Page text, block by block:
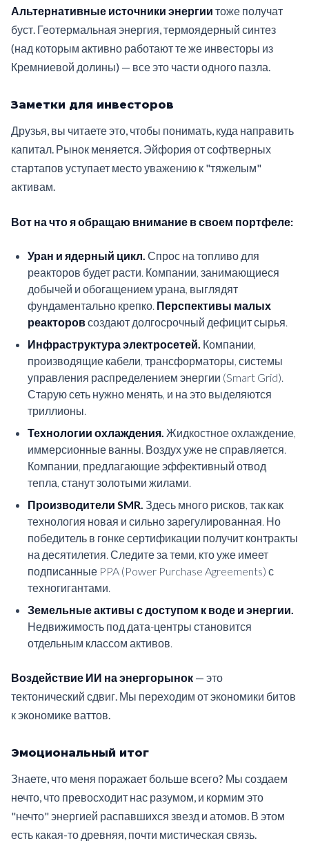
Альтернативные источники энергии тоже получат
буст. Геотермальная энергия, термоядерный синтез
(над которым активно работают те же инвесторы из
Кремниевой долины) — все это части одного пазла.
Заметки для инвесторов
Друзья, вы читаете это, чтобы понимать, куда направить
капитал. Рынок меняется. Эйфория от софтверных
стартапов уступает место уважению к "тяжелым"
активам.
Вот на что я обращаю внимание в своем портфеле:
Уран и ядерный цикл. Спрос на топливо для
реакторов будет расти. Компании, занимающиеся
добычей и обогащением урана, выглядят
фундаментально крепко. Перспективы малых
реакторовсоздают долгосрочный дефицит сырья.
Инфраструктура электросетей. Компании,
производящие кабели, трансформаторы, системы
управления распределением энергии (Smart Grid).
Старую сеть нужно менять, и на это выделяются
триллионы.
Технологии охлаждения. Жидкостное охлаждение,
иммерсионные ванны. Воздух уже не справляется.
Компании, предлагающие эффективный отвод
тепла, станут золотыми жилами.
Производители SMR. Здесь много рисков, так как
технология новая и сильно зарегулированная. Но
победитель в гонке сертификации получит контракты
на десятилетия. Следите за теми, кто уже имеет
подписанные PPA (Power Purchase Agreements) с
техногигантами.
Земельные активы с доступом к воде и энергии.
Недвижимость под дата-центры становится
отдельным классом активов.
Воздействие ИИ на энергорынок — это
тектонический сдвиг. Мы переходим от экономики битов
к экономике ваттов.
Эмоциональный итог
Знаете, что меня поражает больше всего? Мы создаем
нечто, что превосходит нас разумом, и кормим это
"нечто" энергией распавшихся звезд и атомов. В этом
есть какая-то древняя, почти мистическая связь.